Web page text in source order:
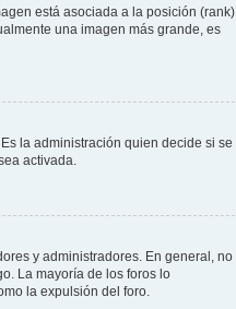
está asociada a la posición (rank)
una imagen más grande, es
la administración quien decide si se
activada.
y administradores. En general, no
La mayoría de los foros lo
la expulsión del foro.